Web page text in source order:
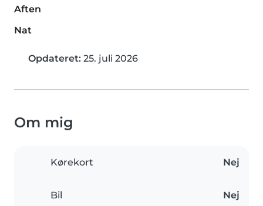
Aften
Nat
Opdateret: 25. juli 2026
Om mig
Kørekort Nej
Bil Nej